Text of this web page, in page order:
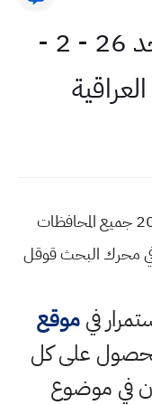
درجات الحرارة اليوم الاحد 26 - 2 -
درجات الحرارة اليوم الاحد 26 - 2 - 2023 جميع المحافظات
في محرك البحث قوقل
فيموقع
على كل
في موضوع